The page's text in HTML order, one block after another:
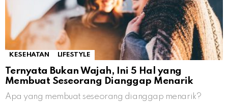
KESEHATAN LIFESTYLE
Ternyata Bukan Wajah, Ini 5 Hal yang
Membuat Seseorang Dianggap Menarik
Apa yang membuat seseorang dianggap menarik?